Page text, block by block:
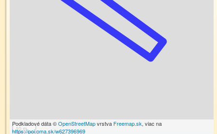
10 m
Podkladové dáta ©OpenStreetMapvrstva Freemap.sk, viac na
https://poi.oma.sk/w627396969